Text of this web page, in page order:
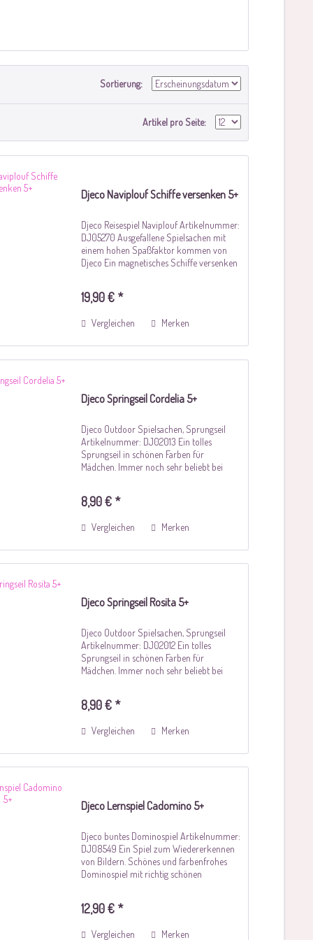
Sortierung:
Artikel pro Seite:
Djeco Naviplouf Schiffe versenken 5+
Djeco Reisespiel Naviplouf Artikelnummer:
DJ05270 Ausgefallene Spielsachen mit
einem hohen Spaßfaktor kommen von
Djeco Ein magnetisches Schiffe versenken
19,90 € *
Vergleichen Merken
Djeco Springseil Cordelia 5+
Djeco Outdoor Spielsachen, Sprungseil
Artikelnummer: DJ02013 Ein tolles
Sprungseil in schönen Farben für
Mädchen. Immer noch sehr beliebt bei
Größe:...
8,90 € *
Vergleichen Merken
Djeco Springseil Rosita 5+
Djeco Outdoor Spielsachen, Sprungseil
Artikelnummer: DJ02012 Ein tolles
Sprungseil in schönen Farben für
Mädchen. Immer noch sehr beliebt bei
Größe:...
8,90 € *
Vergleichen Merken
Djeco Lernspiel Cadomino 5+
Djeco buntes Dominospiel Artikelnummer:
DJ08549 Ein Spiel zum Wiedererkennen
von Bildern. Schönes und farbenfrohes
Dominospiel mit richtig schönen
Sie nicht...
12,90 € *
Vergleichen Merken